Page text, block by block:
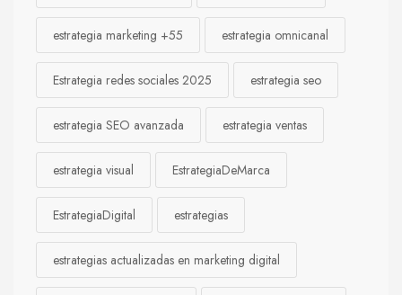
estrategia marketing +55 estrategia omnicanal
Estrategia redes sociales 2025 estrategia seo
estrategia SEO avanzada estrategia ventas
estrategia visual EstrategiaDeMarca
EstrategiaDigital estrategias
estrategias actualizadas en marketing digital